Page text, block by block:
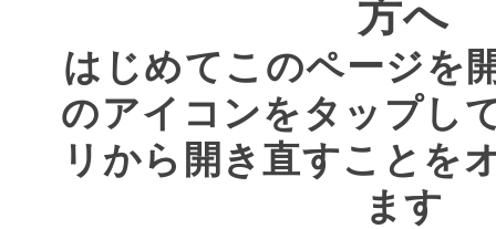
方へ
はじめてこのページを
のアイコンをタップし
リから開き直すことを
ます